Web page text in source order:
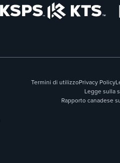
Termini di utilizzoPrivacy Policy
Legge sulla
Rapporto canadese